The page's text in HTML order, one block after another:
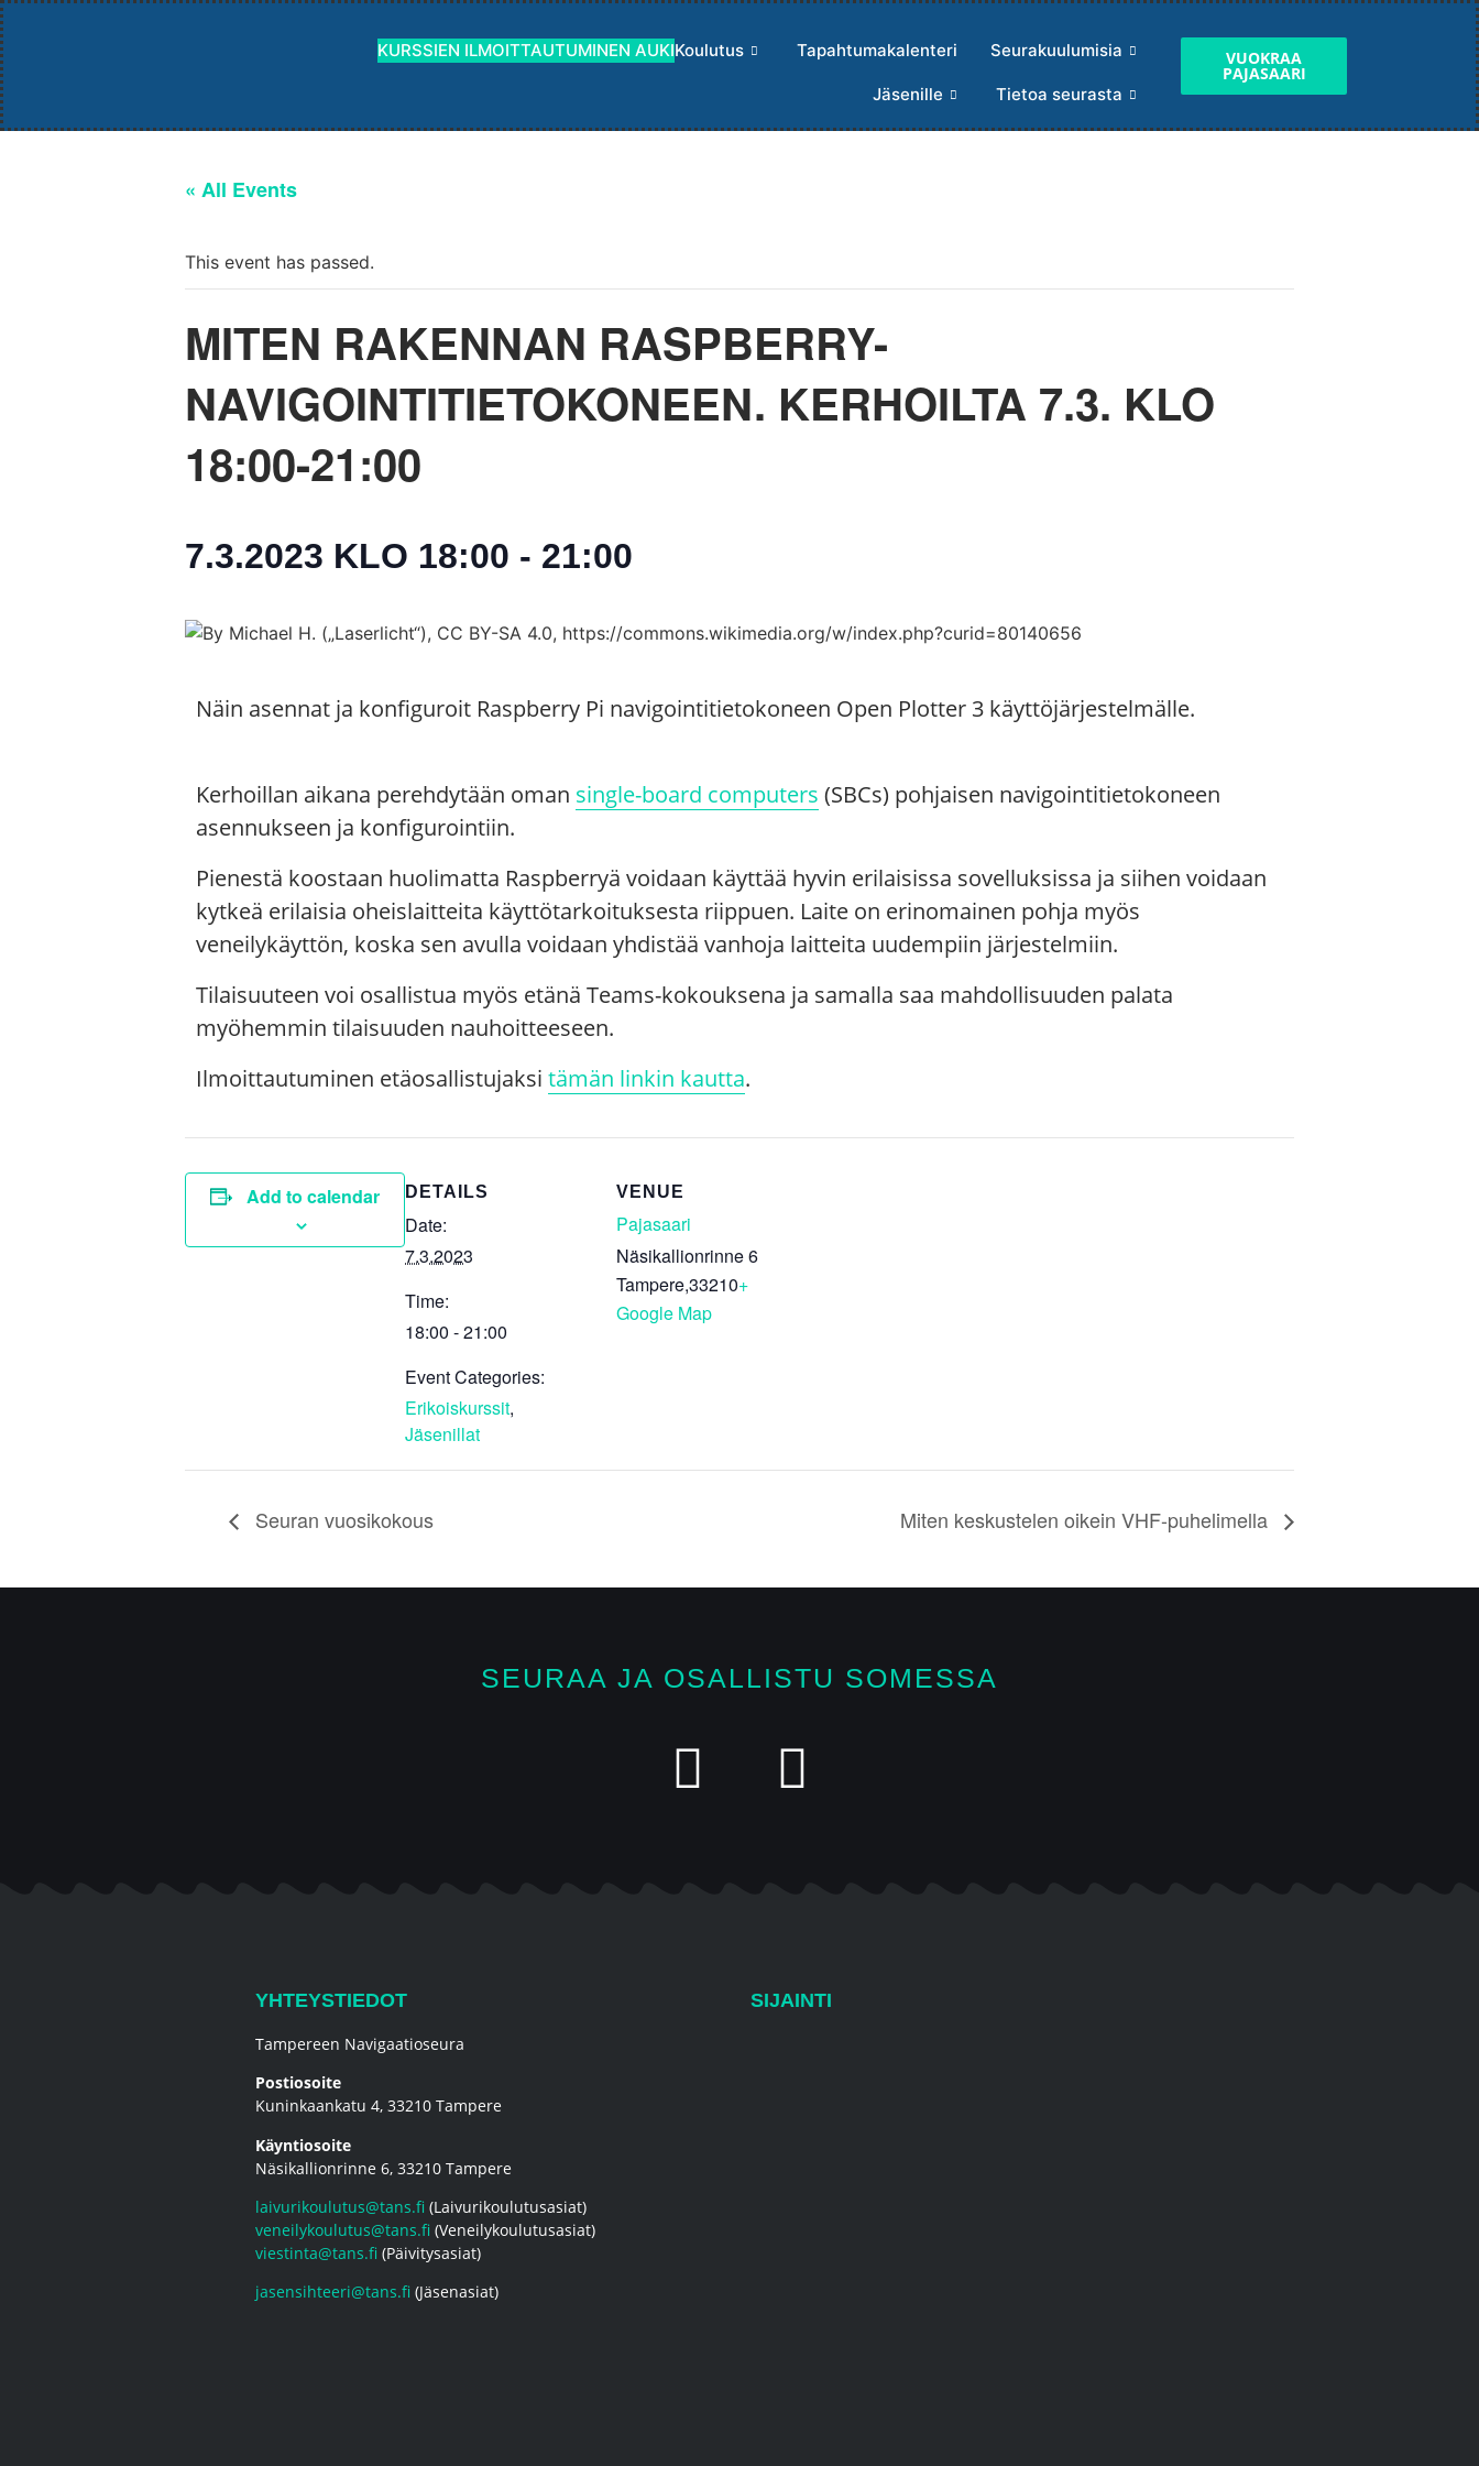
KURSSIEN ILMOITTAUTUMINEN AUKIKoulutus Tapahtumakalenteri Seurakuulumisia
Jäsenille Tietoa seurasta
VUOKRAA
PAJASAARI
« All Events
This event has passed.
MITEN RAKENNAN RASPBERRY-
NAVIGOINTITIETOKONEEN. KERHOILTA 7.3. KLO
18:00-21:00
7.3.2023 KLO 18:00 - 21:00
Näin asennat ja konfiguroit Raspberry Pi navigointitietokoneen Open Plotter 3 käyttöjärjestelmälle.
Kerhoillan aikana perehdytään oman single-board computers (SBCs) pohjaisen navigointitietokoneen
asennukseen ja konfigurointiin.
Pienestä koostaan huolimatta Raspberryä voidaan käyttää hyvin erilaisissa sovelluksissa ja siihen voidaan
kytkeä erilaisia oheislaitteita käyttötarkoituksesta riippuen. Laite on erinomainen pohja myös
veneilykäyttön, koska sen avulla voidaan yhdistää vanhoja laitteita uudempiin järjestelmiin.
Tilaisuuteen voi osallistua myös etänä Teams-kokouksena ja samalla saa mahdollisuuden palata
myöhemmin tilaisuuden nauhoitteeseen.
Ilmoittautuminen etäosallistujaksi tämän linkin kautta.
Add to calendar DETAILS
Date:
7.3.2023
Time:
18:00 - 21:00
Event Categories:
Erikoiskurssit,
Jäsenillat
VENUE
Pajasaari
Näsikallionrinne 6
Tampere,33210+
Google Map
Seuran vuosikokous Miten keskustelen oikein VHF-puhelimella
SEURAA JA OSALLISTU SOMESSA
YHTEYSTIEDOT
Tampereen Navigaatioseura
Postiosoite
Kuninkaankatu 4, 33210 Tampere
Käyntiosoite
Näsikallionrinne 6, 33210 Tampere
laivurikoulutus@tans.fi (Laivurikoulutusasiat)
veneilykoulutus@tans.fi (Veneilykoulutusasiat)
viestinta@tans.fi (Päivitysasiat)
jasensihteeri@tans.fi (Jäsenasiat)
SIJAINTI